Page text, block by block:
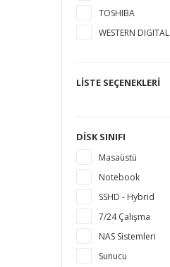
TOSHIBA
WESTERN DIGITAL
LISTE SEÇENEKLERI
DISK SINIFI
Masaüstü
Notebook
SSHD - Hybrid
7/24 Çalışma
NAS Sistemleri
Sunucu